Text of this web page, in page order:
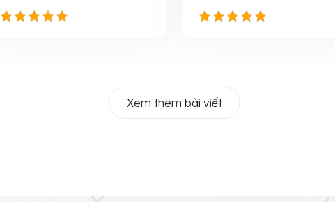
Xem thêm bài viết